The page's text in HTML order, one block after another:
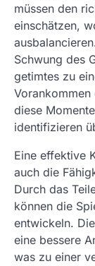
müssen den
einschätzen,
Schwung des
getimtes zu
diese
identifizieren
Eine effektive
auch die
Durch das
können die
entwickeln.
eine bessere
was zu einer